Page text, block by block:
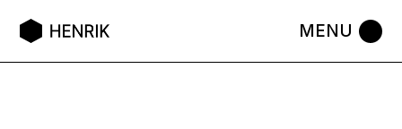
the